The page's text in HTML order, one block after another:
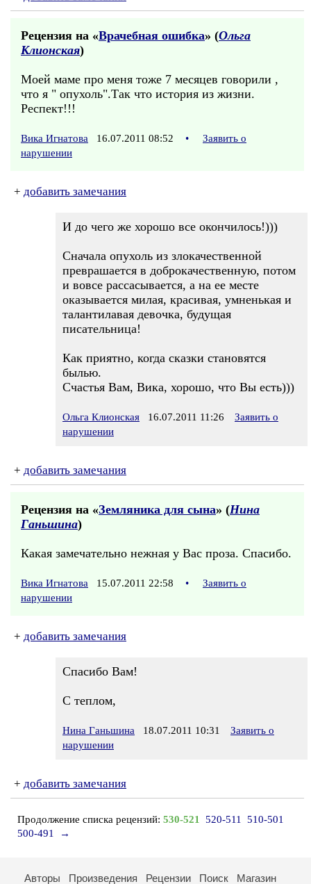
Рецензия на «Врачебная ошибка» (Ольга
Клионская)
Моей маме про меня тоже 7 месяцев говорили ,
что я " опухоль".Так что история из жизни.
Респект!!!
Вика Игнатова 16.07.2011 08:52 •
Заявить о
нарушении
+ добавить замечания
И до чего же хорошо все окончилось!)))
Сначала опухоль из злокачественной
преврашается в доброкачественную, потом
и вовсе рассасывается, а на ее месте
оказывается милая, красивая, умненькая и
талантилавая девочка, будущая
писательница!
Как приятно, когда сказки становятся
былью.
Счастья Вам, Вика, хорошо, что Вы есть)))
Ольга Клионская 16.07.2011 11:26
Заявить о
нарушении
+ добавить замечания
Рецензия на «Земляника для сына» (Нина
Ганьшина)
Какая замечательно нежная у Вас проза. Спасибо.
Вика Игнатова 15.07.2011 22:58 •
Заявить о
нарушении
+ добавить замечания
Спасибо Вам!
С теплом,
Нина Ганьшина 18.07.2011 10:31
Заявить о
нарушении
+ добавить замечания
Продолжение списка рецензий: 530-521 520-511
510-501
500-491
→
Авторы Произведения Рецензии Поиск Магазин